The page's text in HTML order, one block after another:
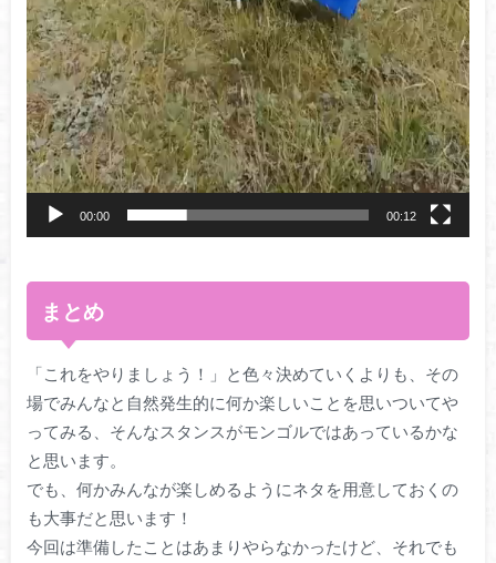
00:00 00:12
まとめ
「これをやりましょう！」と色々決めていくよりも、その
場でみんなと自然発生的に何か楽しいことを思いついてや
ってみる、そんなスタンスがモンゴルではあっているかな
と思います。
でも、何かみんなが楽しめるようにネタを用意しておくの
も大事だと思います！
今回は準備したことはあまりやらなかったけど、それでも